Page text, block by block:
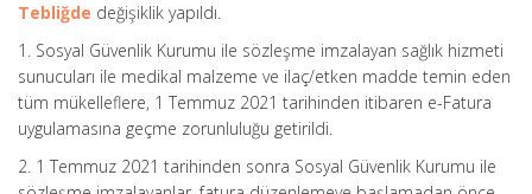
Tebliğde değişiklik yapıldı.
1. Sosyal Güvenlik Kurumu ile sözleşme imzalayan sağlık hizmeti
sunucuları ile medikal malzeme ve ilaç/etken madde temin eden
tüm mükelleflere, 1 Temmuz 2021 tarihinden itibaren e-Fatura
uygulamasına geçme zorunluluğu getirildi.
2. 1 Temmuz 2021 tarihinden sonra Sosyal Güvenlik Kurumu ile